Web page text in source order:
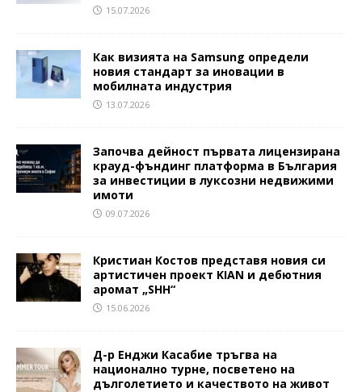
15.07.2026
Как визията на Samsung определи
новия стандарт за иновации в
мобилната индустрия
13.07.2026
Започва дейност първата лицензирана
крауд-фъндинг платформа в България
за инвестиции в луксозни недвижими
имоти
09.07.2026
Кристиан Костов представя новия си
артистичен проект KIAN и дебютния
аромат „SHH“
15.06.2026
Д-р Енджи Касабие тръгва на
национално турне, посветено на
дълголетието и качеството на живот